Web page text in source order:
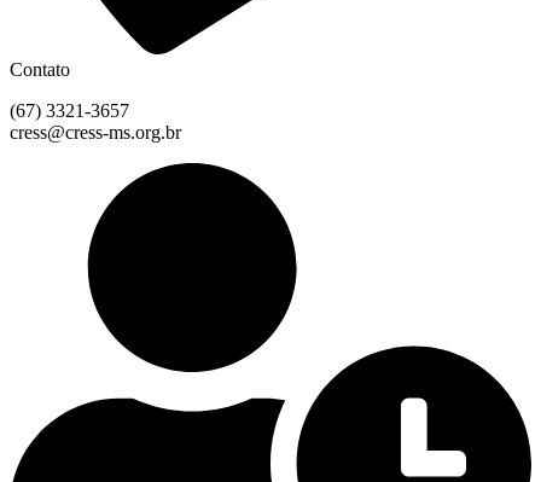
Contato
(67) 3321-3657
cress@cress-ms.org.br